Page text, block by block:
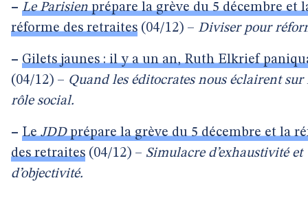
– Le Parisienprépare la grève du 5 décembre et
réforme des retraites (04/12) – Diviser pour
– Gilets jaunes : il y a un an, Ruth Elkrief
(04/12) – Quand les éditocrates nous éclairent sur
rôle social.
– LeJDDprépare la grève du 5 décembre et la
des retraites (04/12) – Simulacre d’exhaustivité et
d’objectivité.